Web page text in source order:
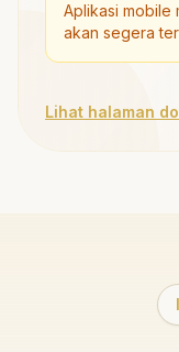
Aplikasi mobile
akan segera
Lihat halaman